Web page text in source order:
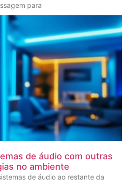
para
de áudio com outras
no ambiente
de áudio ao restante da